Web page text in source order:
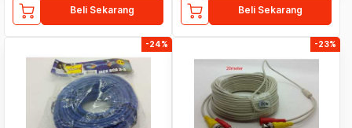
Beli Sekarang Beli Sekarang
-24% -23%